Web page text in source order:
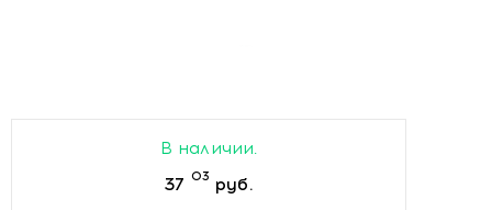
В наличии.
37 03 руб.